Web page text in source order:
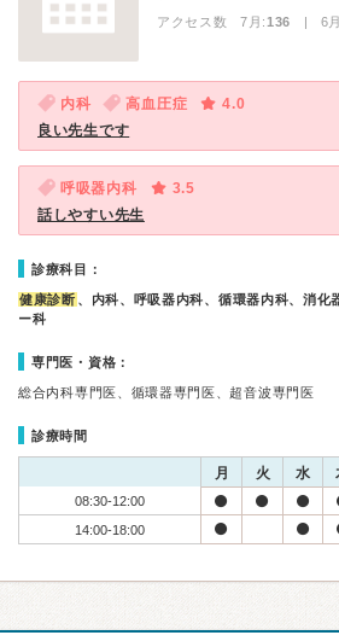
アクセス数 7月:136 | 6
内科 高血圧症
4.0
良い先生です
呼吸器内科
3.5
話しやすい先生
診療科目：
健康診断 、内科、呼吸器内科、循環器内科、消化
ー科
専門医・資格：
総合内科専門医、循環器専門医、超音波専門医
診療時間
月 火 水
08:30-12:00
14:00-18:00